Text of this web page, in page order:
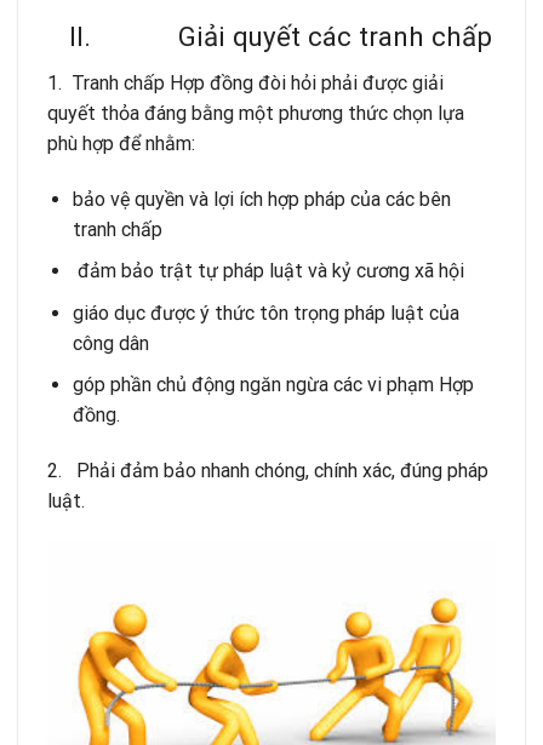
II. Giải quyết các tranh chấp
1. Tranh chấp Hợp đồng đòi hỏi phải được giải
quyết thỏa đáng bằng một phương thức chọn lựa
phù hợp để nhằm:
bảo vệ quyền và lợi ích hợp pháp của các bên
tranh chấp
đảm bảo trật tự pháp luật và kỷ cương xã hội
giáo dục được ý thức tôn trọng pháp luật của
công dân
góp phần chủ động ngăn ngừa các vi phạm Hợp
đồng.
2. Phải đảm bảo nhanh chóng, chính xác, đúng pháp
luật.